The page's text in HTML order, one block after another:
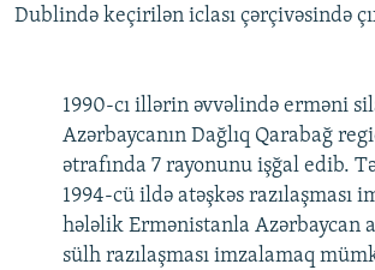
Dublində keçirilən iclası çərçivəsində
1990-cı illərin əvvəlində erməni
Azərbaycanın Dağlıq Qarabağ
ətrafında 7 rayonunu işğal edib.
1994-cü ildə atəşkəs razılaşması
hələlik Ermənistanla Azərbaycan
sülh razılaşması imzalamaq